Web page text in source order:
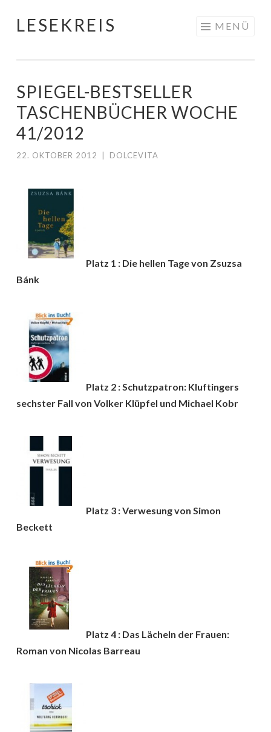
Springe
LESEKREIS MENÜ
SPIEGEL-BESTSELLER
TASCHENBÜCHER WOCHE
41/2012
22. OKTOBER 2012 DOLCEVITA
Platz 1 : Die hellen Tage von Zsuzsa
Bánk
Platz 2 : Schutzpatron: Kluftingers
sechster Fall von Volker Klüpfel und Michael Kobr
Platz 3 : Verwesung von Simon
Beckett
Platz 4 : Das Lächeln der Frauen:
Roman von Nicolas Barreau